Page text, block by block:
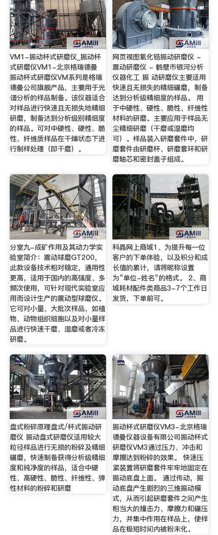
VM1-振动杯式研磨仪_振动杯
式研磨仪VM1-北京格瑞德曼
振动杯式研磨仪VM系列是格瑞
德曼公司旗舰产品，主要用于光
谱分析的样品制备。该仪器适合
对样品进行快速且无损失地精细
研磨，制备达到分析级别精细度
的样品。可对中硬性、硬性、脆
性、纤维质样品在干燥状态下进
行制样处理（即干磨）。
网页视图氧化锆振动研磨仪 -
震动研磨仪 - 鹤壁市银河分析
仪器化工 振 动研磨仪主要适用
快速且无损失的精细碾磨，制备
达到分析级精细度的样品。 用
于中硬性、硬性、脆性、纤维性
材料的研磨。主要应用于样品无
尘精细研磨（干磨或湿磨均
可）。样品装入研磨套件中，研
磨套件由研磨杯、研磨套环和研
磨轴芯和密封盖子组成。
分室九-成矿作用及其动力学实
验室简介：震动球磨GT200，
此款设备技术相对稳定，通用性
更高，适用于国内的高强度、多
频次使用，可针对现代实验室应
用而设计生产的震动型球磨仪。
它可对小量、大批次样品，如植
物、动物组织细胞以及对小量样
品进行快速干磨、湿磨或者冷冻
研磨。
科晶网上商城1、为提升每一位
客户的下单体验，以及积分和成
长值的累计，请将昵称设置
为“单位-姓名”的格式。 2、商
城耗材配件类商品3-7个工作日
发货，下单前可。
盘式粉碎原理盘式/杯式振动研
磨仪 振动盘式研磨仪适用较大
粒径样品进行无损的粉碎及精细
碾磨，快速制备获得分析级精细
度和纯净度的样品，适合中硬
性、高硬性、脆性、纤维性、弹
性材料的粉碎和研磨
振动杯式研磨仪VM3-北京格瑞
德曼仪器设备有限公司振动杯式
研磨仪VM3通过压力、冲击和
摩擦达到粉碎的效果。 快速压
紧装置将研磨套件牢牢地固定在
振动底盘上面。 通过传动，振
动底盘产生剧烈的三维振动模
式，从而引起研磨套件之间产生
相当大的撞击力、摩擦力和碾压
力，并集中作用在样品上，使样
品在极短时间内被粉末化。